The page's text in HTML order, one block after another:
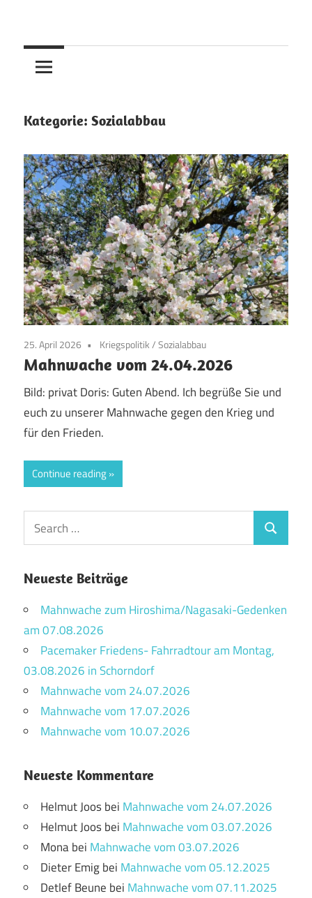
content
Kategorie: Sozialabbau
25. April 2026 Kriegspolitik/Sozialabbau
Mahnwache vom 24.04.2026
Bild: privat Doris: Guten Abend. Ich begrüße Sie und
euch zu unserer Mahnwache gegen den Krieg und
für den Frieden.
Continue reading
Search
for:
Search
Neueste Beiträge
Mahnwache zum Hiroshima/Nagasaki-Gedenken
am 07.08.2026
Pacemaker Friedens- Fahrradtour am Montag,
03.08.2026 in Schorndorf
Mahnwache vom 24.07.2026
Mahnwache vom 17.07.2026
Mahnwache vom 10.07.2026
Neueste Kommentare
Helmut Joosbei Mahnwache vom 24.07.2026
Helmut Joosbei Mahnwache vom 03.07.2026
Monabei Mahnwache vom 03.07.2026
Dieter Emigbei Mahnwache vom 05.12.2025
Detlef Beune bei Mahnwache vom 07.11.2025